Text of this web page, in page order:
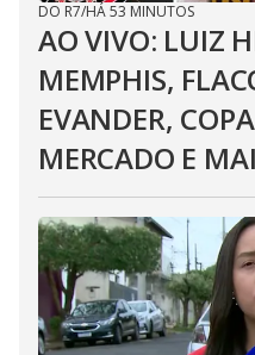
DO R7/HÁ 53 MINUTOS
AO VIVO: LUIZ
MEMPHIS,
EVANDER,
MERCADO E